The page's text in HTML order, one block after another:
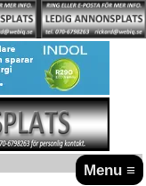
Menu ≡